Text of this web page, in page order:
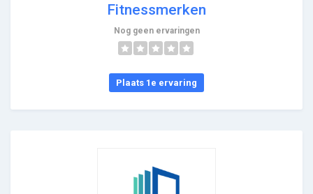
Fitnessmerken
Nog geen ervaringen
Plaats 1e ervaring